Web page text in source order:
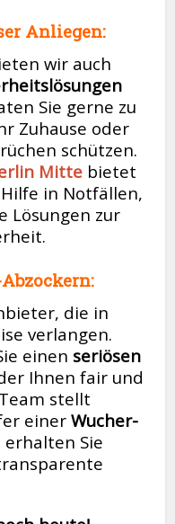
Anliegen:
wir auch
Sie gerne zu
Zuhause oder
schützen.
Mitte bietet
in Notfällen,
Lösungen zur
die in
verlangen.
einen seriösen
Ihnen fair und
stellt
einerWucher-
Sie